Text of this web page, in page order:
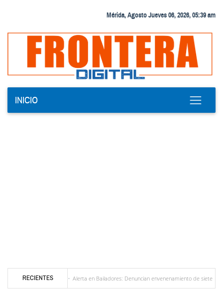
Mérida, Agosto Jueves 06, 2026, 05:39 am
INICIO
RECIENTES
Alerta en Bailadores: Denuncian envenenamiento de siete mascotas en El